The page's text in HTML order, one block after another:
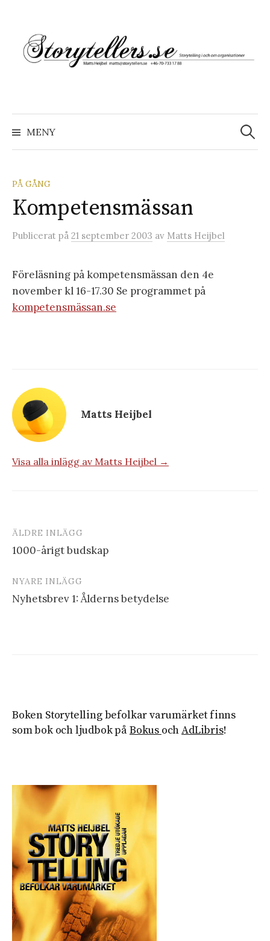
innehåll
MENY
Sök
efter:
PÅ GÅNG
Kompetensmässan
Publicerat på 21 september 2003 av Matts Heijbel
Föreläsning på kompetensmässan den 4e
november kl 16-17.30 Se programmet på
kompetensmässan.se
Matts Heijbel
Visa alla inlägg av Matts Heijbel →
Inläggsnavigering
ÄLDRE INLÄGG
1000-årigt budskap
NYARE INLÄGG
Nyhetsbrev 1: Ålderns betydelse
Boken Storytelling befolkar varumärket finns
som bok och ljudbok påBokus ochAdLibris!